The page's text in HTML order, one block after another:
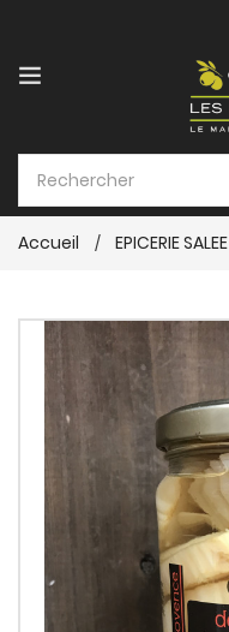
Accueil EPICERIE SALEE